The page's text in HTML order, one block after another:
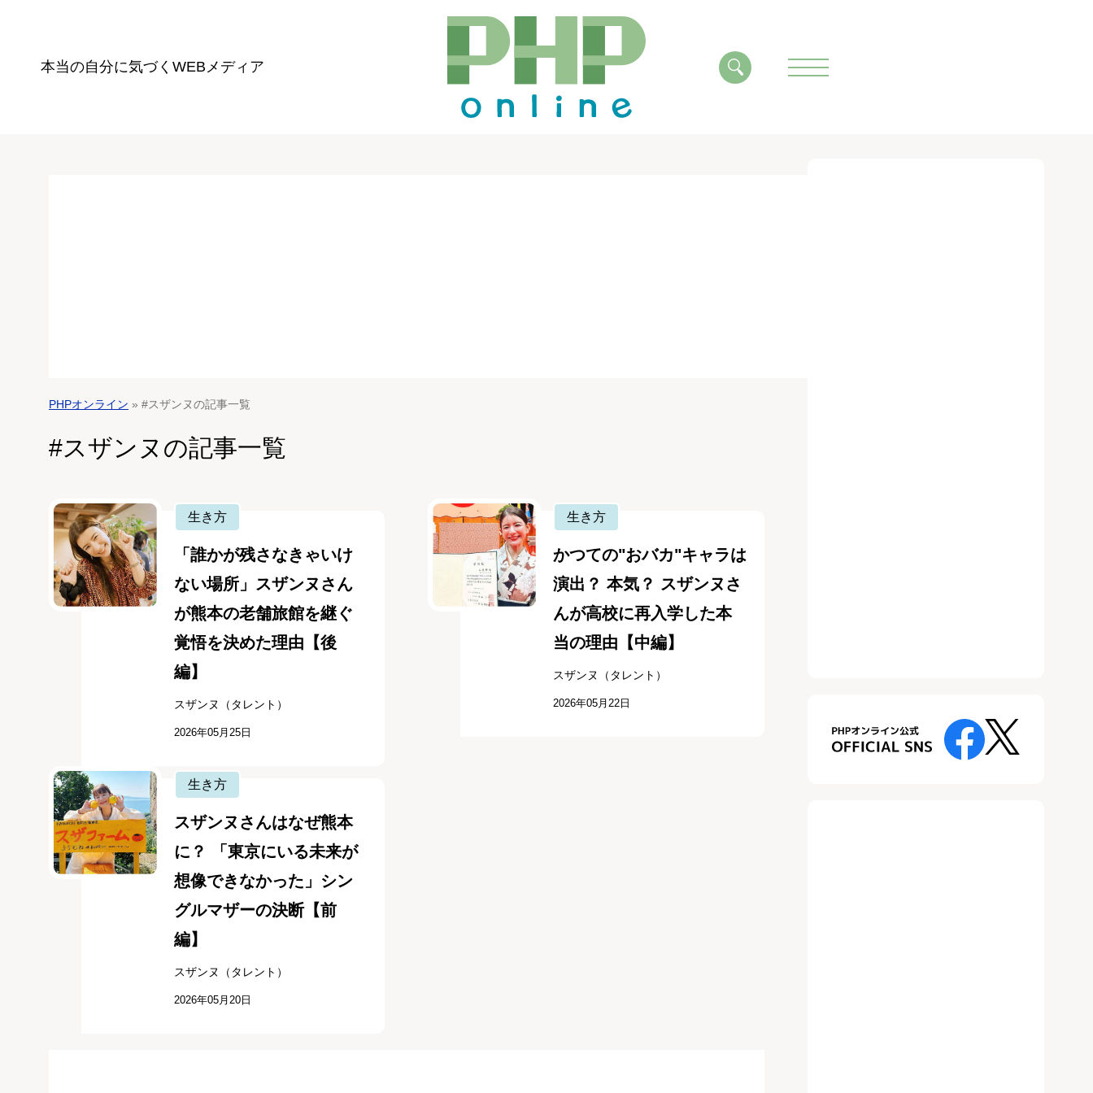
本当の自分に気づく WEBメディア
PHPオンライン » #スザンヌの記事一覧
#スザンヌの記事一覧
生き方
「誰かが残さなきゃいけ
ない場所」スザンヌさん
が熊本の老舗旅館を継ぐ
覚悟を決めた理由【後
編】
スザンヌ（タレント）
2026年05月25日
生き方
かつての"おバカ"キャラは
演出？ 本気？ スザンヌさ
んが高校に再入学した本
当の理由【中編】
スザンヌ（タレント）
2026年05月22日
生き方
スザンヌさんはなぜ熊本
に？ 「東京にいる未来が
想像できなかった」シン
グルマザーの決断【前
編】
スザンヌ（タレント）
2026年05月20日